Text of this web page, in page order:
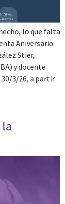
lo que falta
Aniversario
Stier,
y docente
30/3/26, a partir